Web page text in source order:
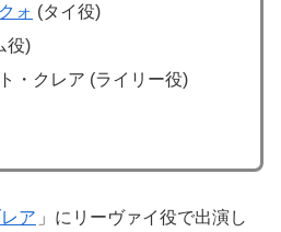
ォ (タイ役)
役)
・クレア (ライリー役)
ア 」にリーヴァイ役で出演し